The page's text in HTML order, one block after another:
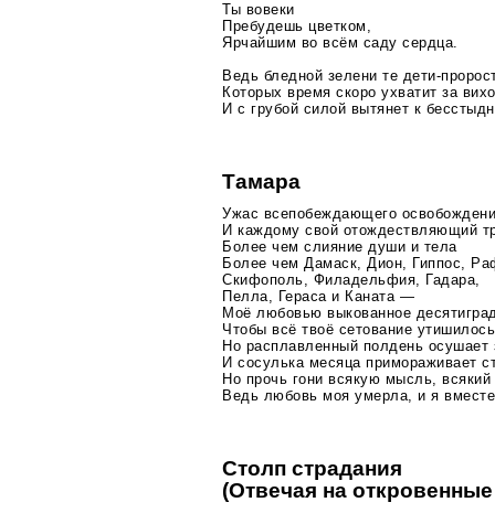
Ты вовеки
Пребудешь цветком,
Ярчайшим во всём саду сердца.
Ведь бледной зелени те дети-
Которых время скоро ухватит за
И с грубой силой вытянет к
Тамара
Ужас всепобеждающего
И каждому свой отождествляющий
Более чем слияние души и тела
Более чем Дамаск, Дион, Гиппос,
Скифополь, Филадельфия, Гадара,
Пелла, Гераса и Каната —
Моё любовью выкованное
Чтобы всё твоё сетование
Но расплавленный полдень осушает
И сосулька месяца примораживает
Но прочь гони всякую мысль,
Ведь любовь моя умерла, и я
Столп страдания
(Отвечая на